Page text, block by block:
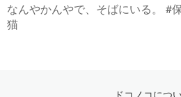
なんやかんやで、そばにいる。 #
猫